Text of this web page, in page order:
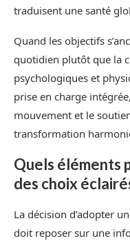
traduisent une santé
Quand les objectifs
quotidien plutôt que la
psychologiques et
prise en charge
mouvement et le
transformation
Quels éléments
des choix
La décision d’adopter
doit reposer sur une